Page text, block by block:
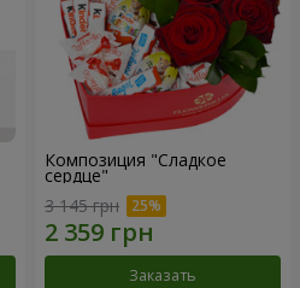
Композиция "Сладкое
сердце"
3 145 грн
Заказать